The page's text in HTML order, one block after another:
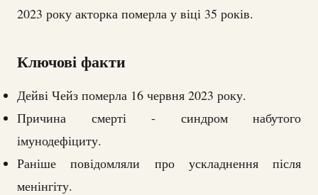
2023 року акторка померла у віці 35 років.
Ключові факти
Дейві Чейз померла 16 червня 2023 року.
Причина смерті - синдром набутого
імунодефіциту.
Раніше повідомляли про ускладнення після
менінгіту.